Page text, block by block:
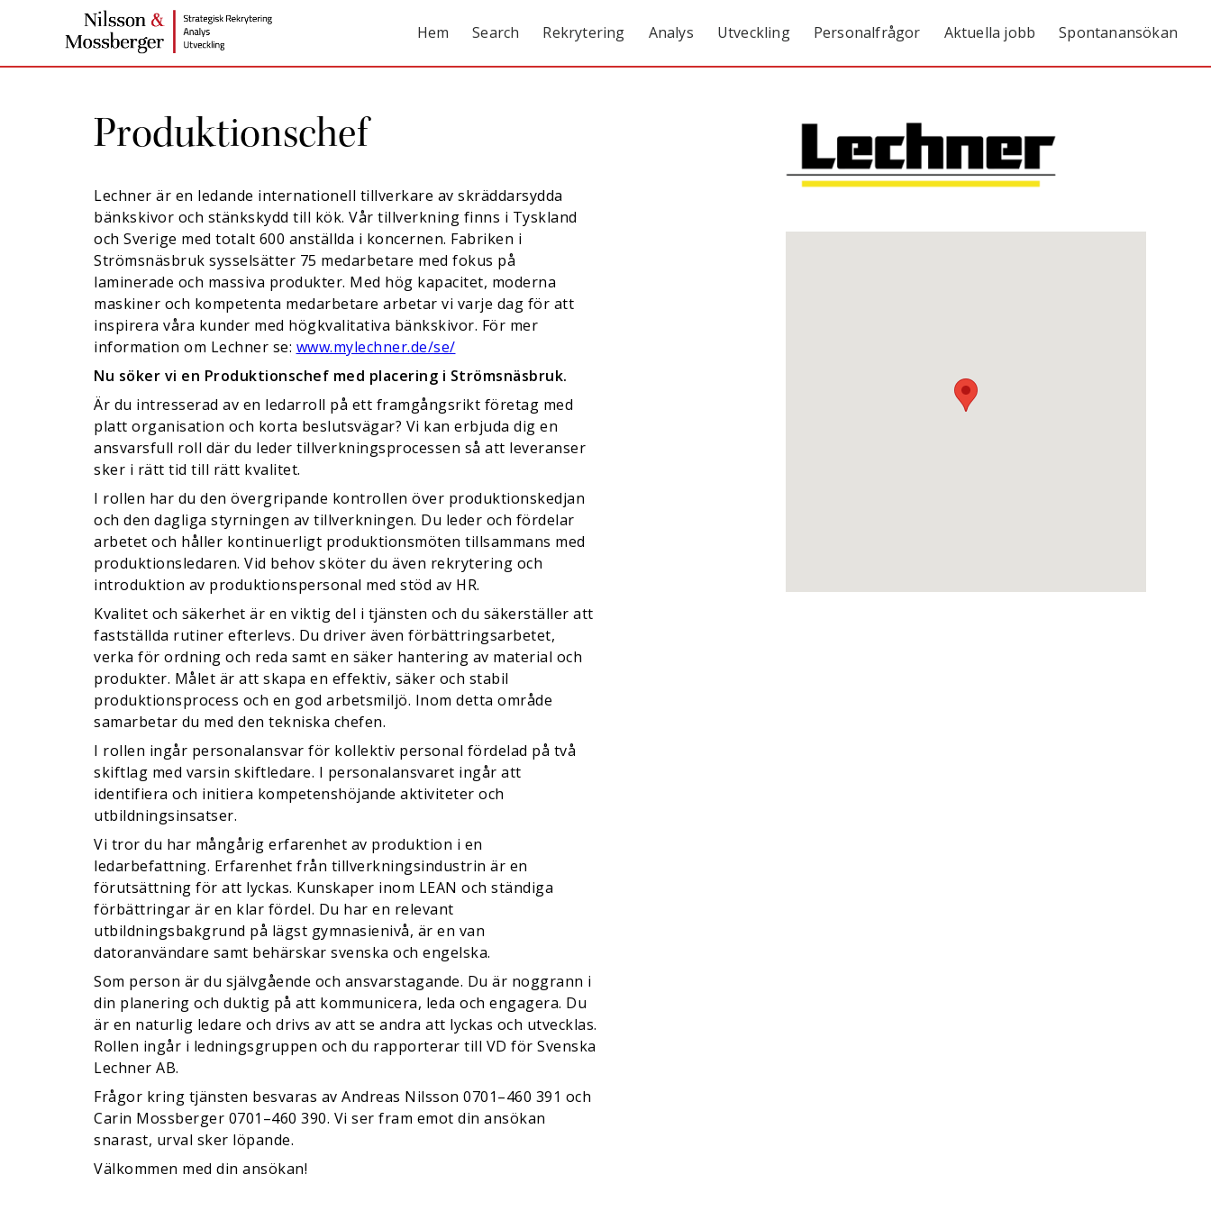
Hem Search Rekrytering Analys Utveckling Personalfrågor Aktuella jobb Spontanansökan
Produktionschef
Lechner är en ledande internationell tillverkare av skräddarsydda
bänkskivor och stänkskydd till kök. Vår tillverkning finns i Tyskland
och Sverige med totalt 600 anställda i koncernen. Fabriken i
Strömsnäsbruk sysselsätter 75 medarbetare med fokus på
laminerade och massiva produkter. Med hög kapacitet, moderna
maskiner och kompetenta medarbetare arbetar vi varje dag för att
inspirera våra kunder med högkvalitativa bänkskivor. För mer
information om Lechner se: www.mylechner.de/se/
Nu söker vi en Produktionschef med placering i Strömsnäsbruk.
Är du intresserad av en ledarroll på ett framgångsrikt företag med
platt organisation och korta beslutsvägar? Vi kan erbjuda dig en
ansvarsfull roll där du leder tillverkningsprocessen så att leveranser
sker i rätt tid till rätt kvalitet.
I rollen har du den övergripande kontrollen över produktionskedjan
och den dagliga styrningen av tillverkningen. Du leder och fördelar
arbetet och håller kontinuerligt produktionsmöten tillsammans med
produktionsledaren. Vid behov sköter du även rekrytering och
introduktion av produktionspersonal med stöd av HR.
Kvalitet och säkerhet är en viktig del i tjänsten och du säkerställer att
fastställda rutiner efterlevs. Du driver även förbättringsarbetet,
verka för ordning och reda samt en säker hantering av material och
produkter. Målet är att skapa en effektiv, säker och stabil
produktionsprocess och en god arbetsmiljö. Inom detta område
samarbetar du med den tekniska chefen.
I rollen ingår personalansvar för kollektiv personal fördelad på två
skiftlag med varsin skiftledare. I personalansvaret ingår att
identifiera och initiera kompetenshöjande aktiviteter och
utbildningsinsatser.
Vi tror du har mångårig erfarenhet av produktion i en
ledarbefattning. Erfarenhet från tillverkningsindustrin är en
förutsättning för att lyckas. Kunskaper inom LEAN och ständiga
förbättringar är en klar fördel. Du har en relevant
utbildningsbakgrund på lägst gymnasienivå, är en van
datoranvändare samt behärskar svenska och engelska.
Som person är du självgående och ansvarstagande. Du är noggrann i
din planering och duktig på att kommunicera, leda och engagera. Du
är en naturlig ledare och drivs av att se andra att lyckas och utvecklas.
Rollen ingår i ledningsgruppen och du rapporterar till VD för Svenska
Lechner AB.
Frågor kring tjänsten besvaras av Andreas Nilsson 0701–460 391 och
Carin Mossberger 0701–460 390. Vi ser fram emot din ansökan
snarast, urval sker löpande.
Välkommen med din ansökan!